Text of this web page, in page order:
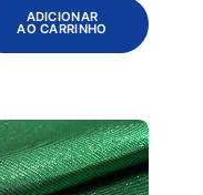
ADICIONAR
AO CARRINHO